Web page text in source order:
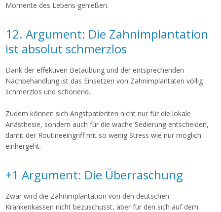
Momente des Lebens genießen.
12. Argument: Die Zahnimplantation
ist absolut schmerzlos
Dank der effektiven Betäubung und der entsprechenden
Nachbehandlung ist das Einsetzen von Zahnimplantaten völlig
schmerzlos und schonend.
Zudem können sich Angstpatienten nicht nur für die lokale
Anästhesie, sondern auch für die wache Sedierung entscheiden,
damit der Routineeingriff mit so wenig Stress wie nur möglich
einhergeht.
+1 Argument: Die Überraschung
Zwar wird die Zahnimplantation von den deutschen
Krankenkassen nicht bezuschusst, aber für den sich auf dem